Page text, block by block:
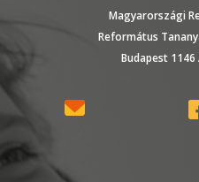
Magyarországi
Református
Budapest